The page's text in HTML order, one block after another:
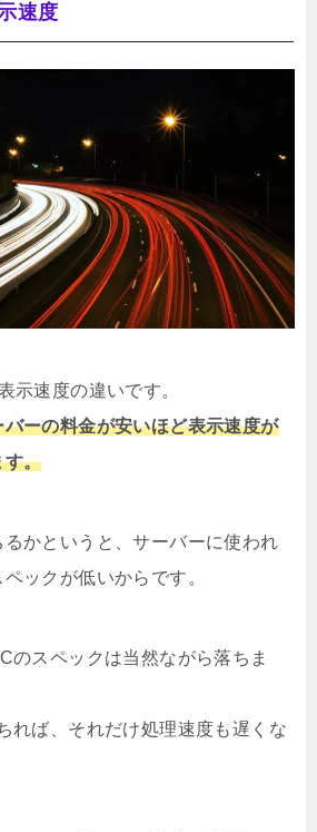
速度
示速度の違いです。
バーの料金が安いほど表示速度が
す。
かというと、サーバーに使われ
ックが低いからです。
のスペックは当然ながら落ちま
れば、それだけ処理速度も遅くな